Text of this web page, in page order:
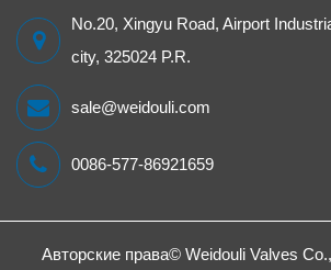
No.20, Xingyu Road, Airport
city, 325024 P.R.
sale@weidouli.com
0086-577-86921659
Авторские права©Weidouli Valves